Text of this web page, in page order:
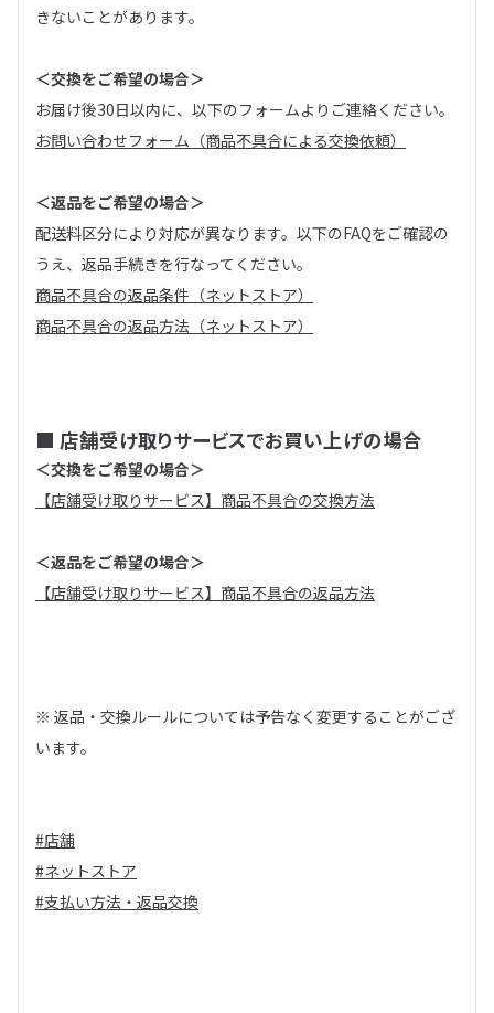
きないことがあります。
＜交換をご希望の場合＞
お届け後30日以内に、以下のフォームよりご連絡ください。
お問い合わせフォーム（商品不具合による交換依頼）
＜返品をご希望の場合＞
配送料区分により対応が異なります。以下のFAQをご確認の
うえ、返品手続きを行なってください。
商品不具合の返品条件（ネットストア）
商品不具合の返品方法（ネットストア）
■ 店舗受け取りサービスでお買い上げの場合
＜交換をご希望の場合＞
【店舗受け取りサービス】商品不具合の交換方法
＜返品をご希望の場合＞
【店舗受け取りサービス】商品不具合の返品方法
※ 返品・交換ルールについては予告なく変更することがござ
います。
#店舗
#ネットストア
#支払い方法・返品交換